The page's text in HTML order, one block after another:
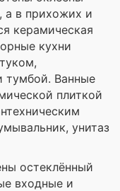
а в прихожих и
керамическая
кухни
тумбой. Ванные
плиткой
унитаз
остеклённый
входные и